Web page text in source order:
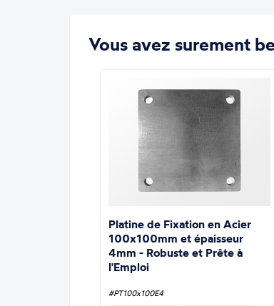
Vous avez surement
Platine de Fixation en Acier
100x100mm et épaisseur
4mm - Robuste et Prête à
l'Emploi
#PT100x100E4